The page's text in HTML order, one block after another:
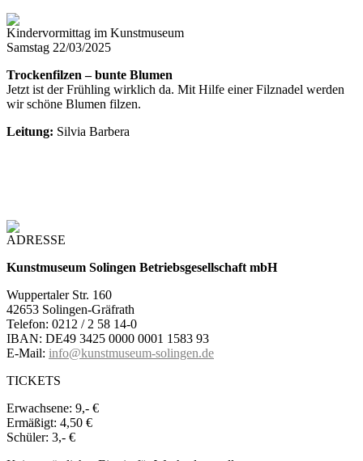
Kindervormittag im Kunstmuseum
Samstag 22/03/2025
Trockenfilzen – bunte Blumen
Jetzt ist der Frühling wirklich da. Mit Hilfe einer Filznadel werden
wir schöne Blumen filzen.
Leitung: Silvia Barbera
ADRESSE
Kunstmuseum Solingen Betriebsgesellschaft mbH
Wuppertaler Str. 160
42653 Solingen-Gräfrath
Telefon: 0212 / 2 58 14-0
IBAN: DE49 3425 0000 0001 1583 93
E-Mail: info@kunstmuseum-solingen.de
TICKETS
Erwachsene: 9,- €
Ermäßigt: 4,50 €
Schüler: 3,- €